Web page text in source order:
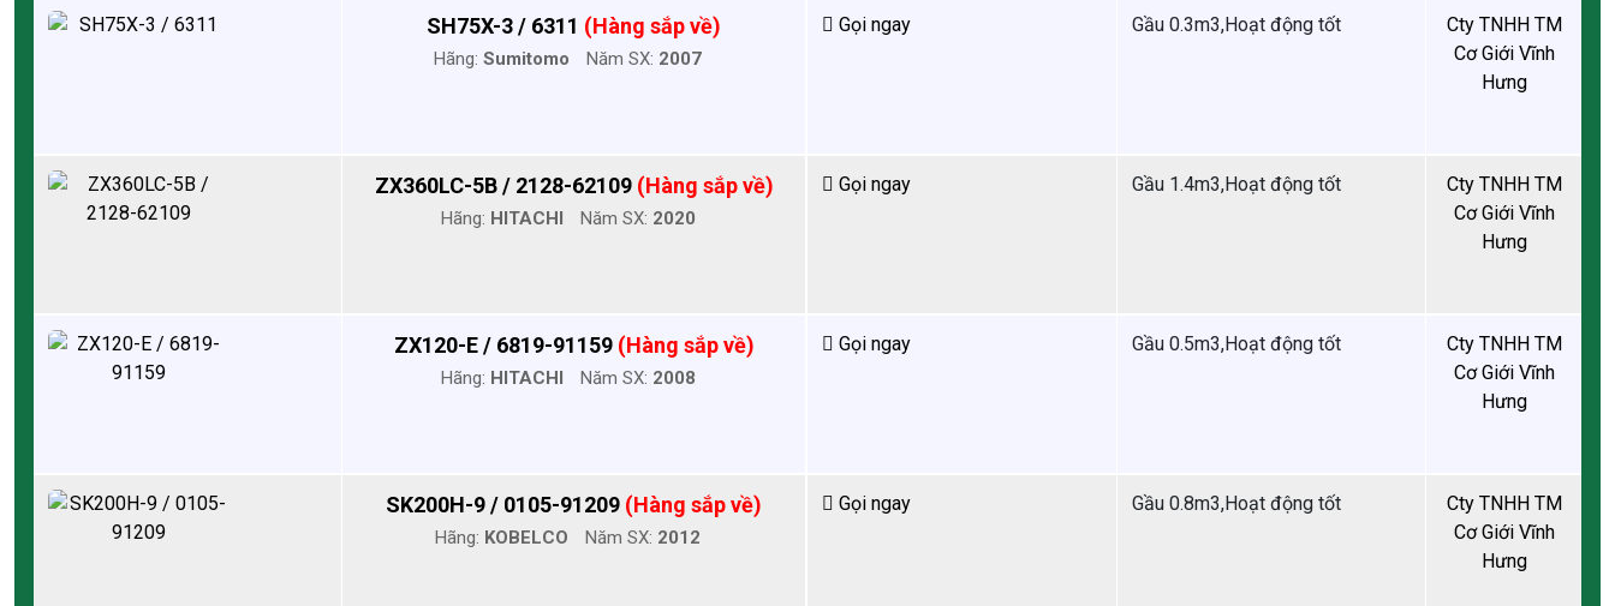
SH75X-3 / 6311 (Hàng sắp về)
Hãng:Sumitomo Năm SX: 2007
Gọi ngay Gầu 0.3m3,Hoạt động tốt
ZX360LC-5B / 2128-62109 (Hàng sắp về)
Hãng: HITACHI Năm SX: 2020
Gọi ngay Gầu 1.4m3,Hoạt động tốt
ZX120-E / 6819-91159 (Hàng sắp về)
Hãng: HITACHI Năm SX: 2008
Gọi ngay Gầu 0.5m3,Hoạt động tốt
SK200H-9 / 0105-91209 (Hàng sắp về)
Hãng: KOBELCO Năm SX: 2012
Gọi ngay Gầu 0.8m3,Hoạt động tốt